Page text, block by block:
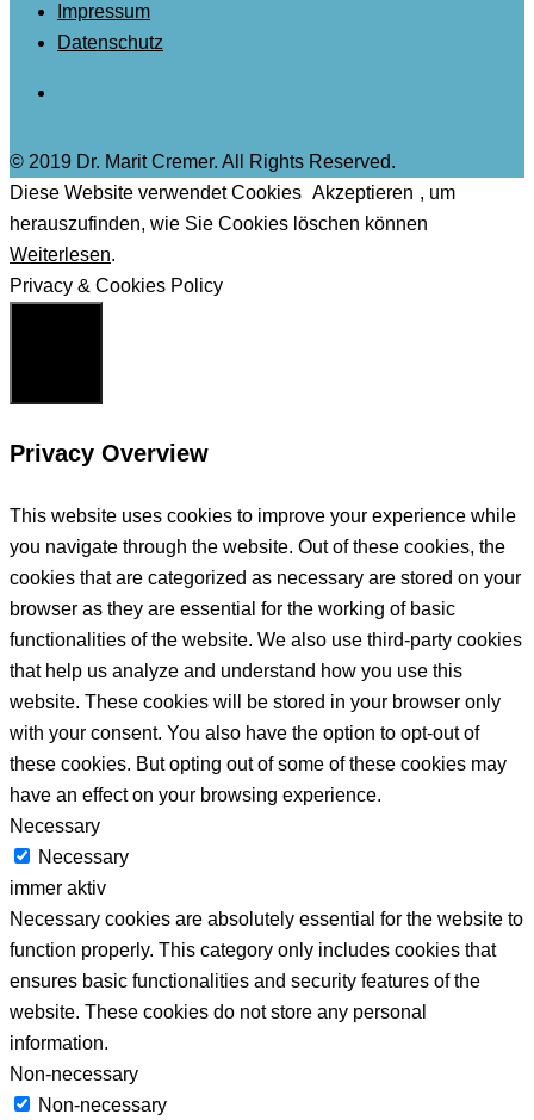
Impressum
Datenschutz
© 2019 Dr. Marit Cremer. All Rights Reserved.
Diese Website verwendet Cookies Akzeptieren , um
herauszufinden, wie Sie Cookies löschen können
Weiterlesen.
Privacy & Cookies Policy
Privacy Overview
This website uses cookies to improve your experience while
you navigate through the website. Out of these cookies, the
cookies that are categorized as necessary are stored on your
browser as they are essential for the working of basic
functionalities of the website. We also use third-party cookies
that help us analyze and understand how you use this
website. These cookies will be stored in your browser only
with your consent. You also have the option to opt-out of
these cookies. But opting out of some of these cookies may
have an effect on your browsing experience.
Necessary
Necessary
immer aktiv
Necessary cookies are absolutely essential for the website to
function properly. This category only includes cookies that
ensures basic functionalities and security features of the
website. These cookies do not store any personal
information.
Non-necessary
Non-necessary